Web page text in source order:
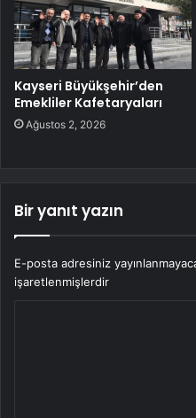
Kayseri Büyükşehir’den
Emekliler Kafetaryaları
Ağustos 2, 2026
Bir yanıt yazın
E-posta adresiniz
işaretlenmişlerdir